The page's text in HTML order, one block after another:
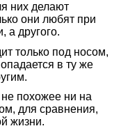
них делают
они любят при
а другого.
только под носом,
в ту же
похожее ни на
для сравнения,
жизни.